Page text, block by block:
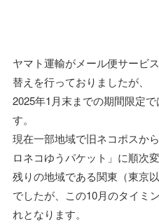
ヤマト運輸がメール便サービ
替えを行っておりましたが、
2025年1月末までの期間限定
す。
現在一部地域で旧ネコポスか
ロネコゆうパケット」に順次
残りの地域である関東（東京
でしたが、この10月のタイミ
れとなります。